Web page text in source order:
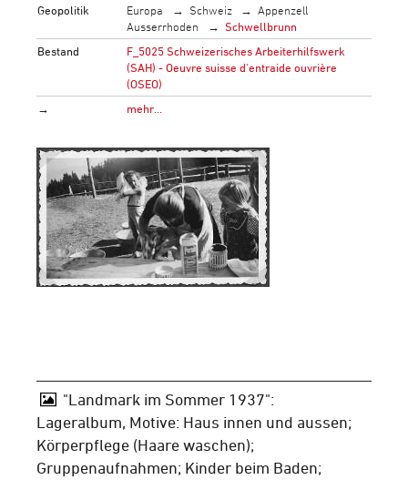
Geopolitik Europa Schweiz
Appenzell
Ausserrhoden
Schwellbrunn
Bestand
F_5025 Schweizerisches Arbeiterhilfswerk
(SAH) - Oeuvre suisse d'entraide ouvrière
(OSEO)
→
mehr…
"Landmark im Sommer 1937":
Lageralbum, Motive: Haus innen und aussen;
Körperpflege (Haare waschen);
Gruppenaufnahmen; Kinder beim Baden;